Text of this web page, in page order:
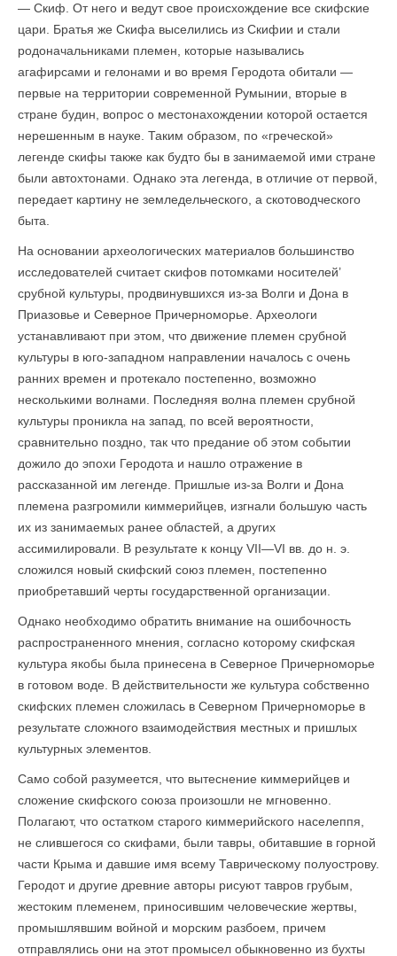
— Скиф. От него и ведут свое происхождение все скифские
цари. Братья же Скифа выселились из Скифии и стали
родоначальниками племен, которые назывались
агафирсами и гелонами и во время Геродота обитали —
первые на территории современной Румынии, вторые в
стране будин, вопрос о местонахождении которой остается
нерешенным в науке. Таким образом, по «греческой»
легенде скифы также как будто бы в занимаемой ими стране
были автохтонами. Однако эта легенда, в отличие от первой,
передает картину не земледельческого, а скотоводческого
быта.
На основании археологических материалов большинство
исследователей считает скифов потомками носителей’
срубной культуры, продвинувшихся из-за Волги и Дона в
Приазовье и Северное Причерноморье. Археологи
устанавливают при этом, что движение племен срубной
культуры в юго-западном направлении началось с очень
ранних времен и протекало постепенно, возможно
несколькими волнами. Последняя волна племен срубной
культуры проникла на запад, по всей вероятности,
сравнительно поздно, так что предание об этом событии
дожило до эпохи Геродота и нашло отражение в
рассказанной им легенде. Пришлые из-за Волги и Дона
племена разгромили киммерийцев, изгнали большую часть
их из занимаемых ранее областей, а других
ассимилировали. В результате к концу VII—VI вв. до н. э.
сложился новый скифский союз племен, постепенно
приобретавший черты государственной организации.
Однако необходимо обратить внимание на ошибочность
распространенного мнения, согласно которому скифская
культура якобы была принесена в Северное Причерноморье
в готовом воде. В действительности же культура собственно
скифских племен сложилась в Северном Причерноморье в
результате сложного взаимодействия местных и пришлых
культурных элементов.
Само собой разумеется, что вытеснение киммерийцев и
сложение скифского союза произошли не мгновенно.
Полагают, что остатком старого киммерийского населеппя,
не слившегося со скифами, были тавры, обитавшие в горной
части Крыма и давшие имя всему Таврическому полуострову.
Геродот и другие древние авторы рисуют тавров грубым,
жестоким племенем, приносившим человеческие жертвы,
промышлявшим войной и морским разбоем, причем
отправлялись они на этот промысел обыкновенно из бухты